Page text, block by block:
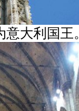
意大利国王